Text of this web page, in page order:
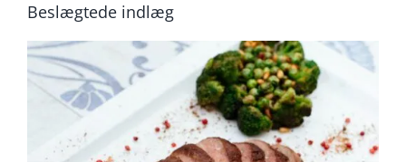
Beslægtede indlæg